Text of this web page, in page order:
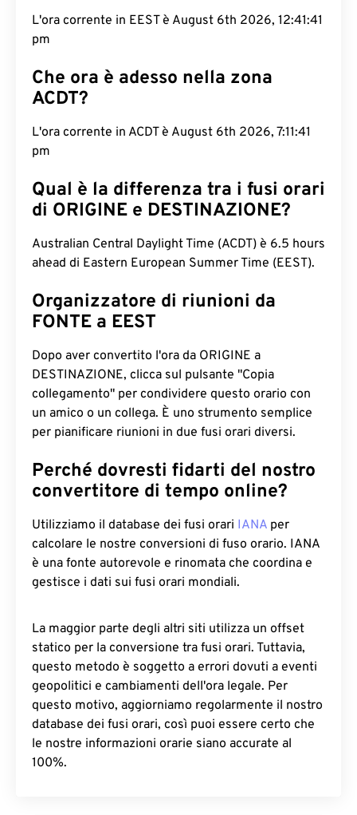
L'ora corrente in EEST è August 6th 2026,
12:41:42 pm
Che ora è adesso nella zona
ACDT?
L'ora corrente in ACDT è August 6th 2026, 7:11:42
pm
Qual è la differenza tra i fusi orari
di ORIGINE e DESTINAZIONE?
Australian Central Daylight Time (ACDT) è 6.5 hours
ahead di Eastern European Summer Time (EEST).
Organizzatore di riunioni da
FONTE a EEST
Dopo aver convertito l'ora da ORIGINE a
DESTINAZIONE, clicca sul pulsante "Copia
collegamento" per condividere questo orario con
un amico o un collega. È uno strumento semplice
per pianificare riunioni in due fusi orari diversi.
Perché dovresti fidarti del nostro
convertitore di tempo online?
Utilizziamo il database dei fusi orari IANA per
calcolare le nostre conversioni di fuso orario. IANA
è una fonte autorevole e rinomata che coordina e
gestisce i dati sui fusi orari mondiali.
La maggior parte degli altri siti utilizza un offset
statico per la conversione tra fusi orari. Tuttavia,
questo metodo è soggetto a errori dovuti a eventi
geopolitici e cambiamenti dell'ora legale. Per
questo motivo, aggiorniamo regolarmente il nostro
database dei fusi orari, così puoi essere certo che
le nostre informazioni orarie siano accurate al
100%.